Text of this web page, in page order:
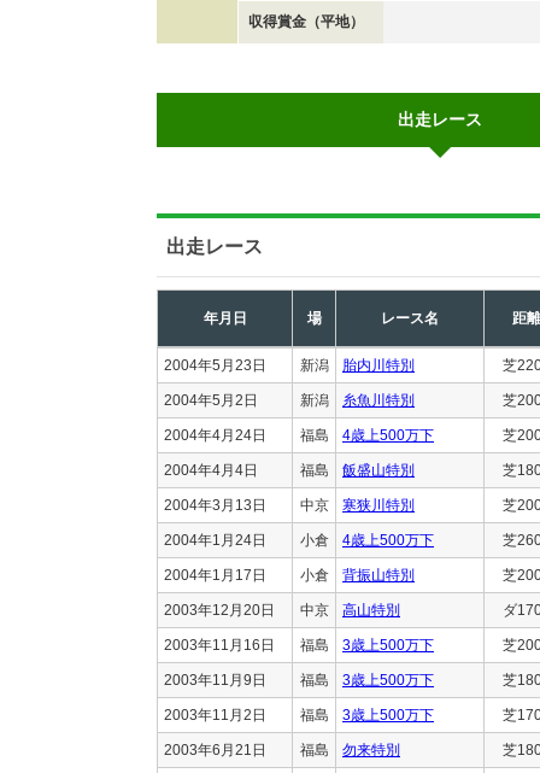
収得賞金（平地）
出走レース
出走レース
年月日 場 レース名 距離
2004年5月23日 新潟 胎内川特別 芝
2004年5月2日 新潟 糸魚川特別 芝
2004年4月24日 福島 4歳上500万下 芝
2004年4月4日 福島 飯盛山特別 芝
2004年3月13日 中京 寒狭川特別 芝
2004年1月24日 小倉 4歳上500万下 芝
2004年1月17日 小倉 背振山特別 芝
2003年12月20日 中京 高山特別 ダ
2003年11月16日 福島 3歳上500万下 芝
2003年11月9日 福島 3歳上500万下 芝
2003年11月2日 福島 3歳上500万下 芝
2003年6月21日 福島 勿来特別 芝